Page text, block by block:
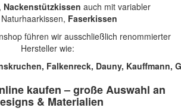
, Nackenstützkissen auch mit variabler
Naturhaarkissen, Faserkissen
führen wir ausschließlich renommierter
Hersteller wie:
, Falkenreck, Dauny, Kauffmann,
kaufen – große Auswahl an
& Materialien